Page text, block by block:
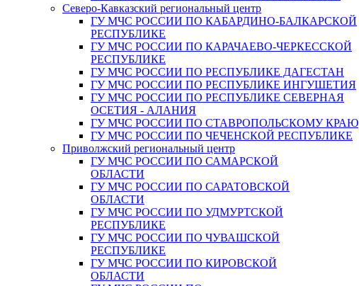
Северо-Кавказский региональный центр
ГУ МЧС РОССИИ ПО КАБАРДИНО-БАЛКАРСКОЙ
РЕСПУБЛИКЕ
ГУ МЧС РОССИИ ПО КАРАЧАЕВО-ЧЕРКЕССКОЙ
РЕСПУБЛИКЕ
ГУ МЧС РОССИИ ПО РЕСПУБЛИКЕ ДАГЕСТАН
ГУ МЧС РОССИИ ПО РЕСПУБЛИКЕ ИНГУШЕТИЯ
ГУ МЧС РОССИИ ПО РЕСПУБЛИКЕ СЕВЕРНАЯ
ОСЕТИЯ - АЛАНИЯ
ГУ МЧС РОССИИ ПО СТАВРОПОЛЬСКОМУ КРАЮ
ГУ МЧС РОССИИ ПО ЧЕЧЕНСКОЙ РЕСПУБЛИКЕ
Приволжский региональный центр
ГУ МЧС РОССИИ ПО САМАРСКОЙ
ОБЛАСТИ
ГУ МЧС РОССИИ ПО САРАТОВСКОЙ
ОБЛАСТИ
ГУ МЧС РОССИИ ПО УДМУРТСКОЙ
РЕСПУБЛИКЕ
ГУ МЧС РОССИИ ПО ЧУВАШСКОЙ
РЕСПУБЛИКЕ
ГУ МЧС РОССИИ ПО КИРОВСКОЙ
ОБЛАСТИ